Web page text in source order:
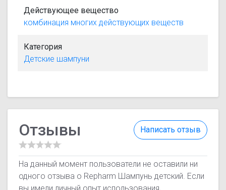
Волосы малыша становятся шелковистыми и не
путаются.
Действующее вещество
комбинация многих действующих веществ
Категория
Детские шампуни
Написать отзыв
Отзывы
На данный момент пользователи не оставили ни
одного отзыва о Repharm Шампунь детский. Если